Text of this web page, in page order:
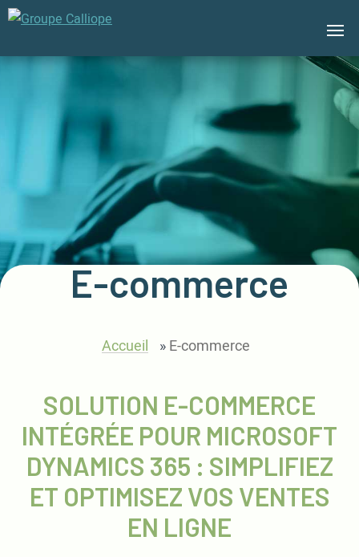
Groupe
E-commerce
Accueil »E-commerce
SOLUTION E-COMMERCE
INTÉGRÉE POUR MICROSOFT
DYNAMICS 365 : SIMPLIFIEZ
ET OPTIMISEZ VOS VENTES
EN LIGNE